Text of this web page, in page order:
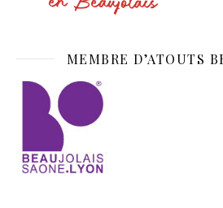
MEMBRE D’ATOUTS